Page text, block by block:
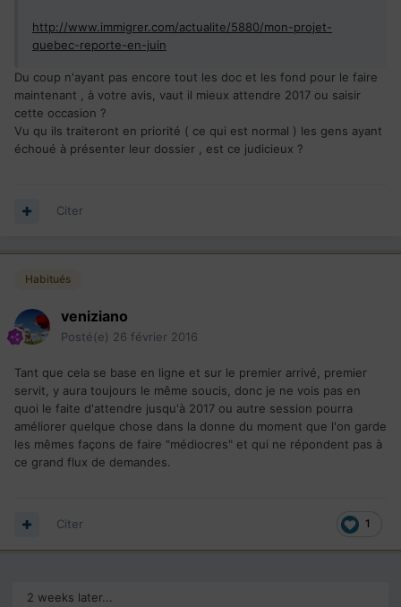
http://www.immigrer.com/actualite/5880/mon-projet-
quebec-reporte-en-juin
Du coup n'ayant pas encore tout les doc et les fond pour le faire
maintenant , à votre avis, vaut il mieux attendre 2017 ou saisir
cette occasion ?
Vu qu ils traiteront en priorité ( ce qui est normal ) les gens ayant
échoué à présenter leur dossier , est ce judicieux ?
Citer
Habitués
veniziano
Posté(e) 26 février 2016
Tant que cela se base en ligne et sur le premier arrivé, premier
servit, y aura toujours le même soucis, donc je ne vois pas en
quoi le faite d'attendre jusqu'à 2017 ou autre session pourra
améliorer quelque chose dans la donne du moment que l'on garde
les mêmes façons de faire "médiocres" et qui ne répondent pas à
ce grand flux de demandes.
1
Citer
2 weeks later...